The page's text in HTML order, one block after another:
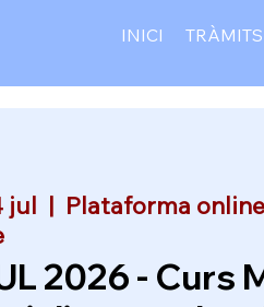
INICI TRÀMITS
jul
  |
Plataforma
2026 - Curs